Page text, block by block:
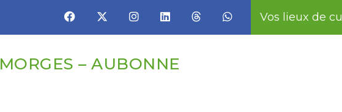
Vos lieux de
MORGES – AUBONNE